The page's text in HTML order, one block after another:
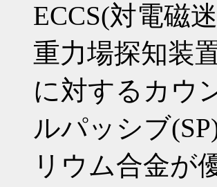
ECCS(対電磁
重力場探知装
に対するカウ
ルパッシブ
リウム合金が